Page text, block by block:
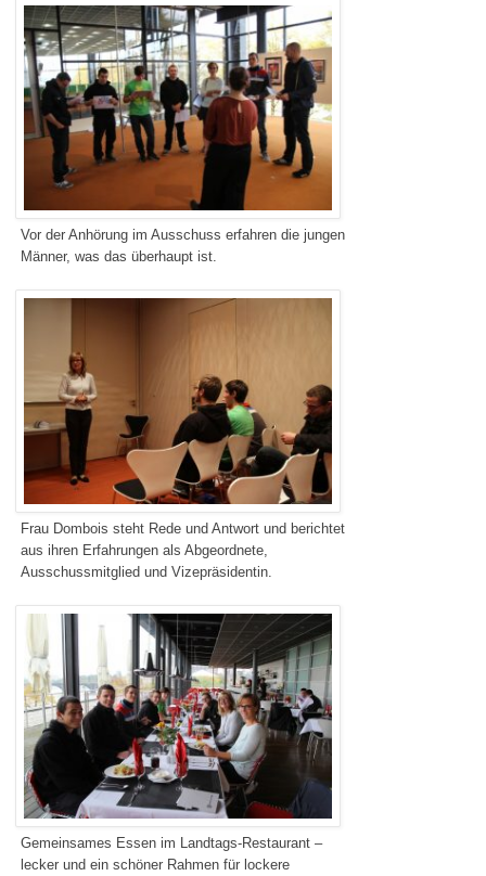
Vor der Anhörung im Ausschuss erfahren die jungen
Männer, was das überhaupt ist.
Frau Dombois steht Rede und Antwort und berichtet
aus ihren Erfahrungen als Abgeordnete,
Ausschussmitglied und Vizepräsidentin.
Gemeinsames Essen im Landtags-Restaurant –
lecker und ein schöner Rahmen für lockere